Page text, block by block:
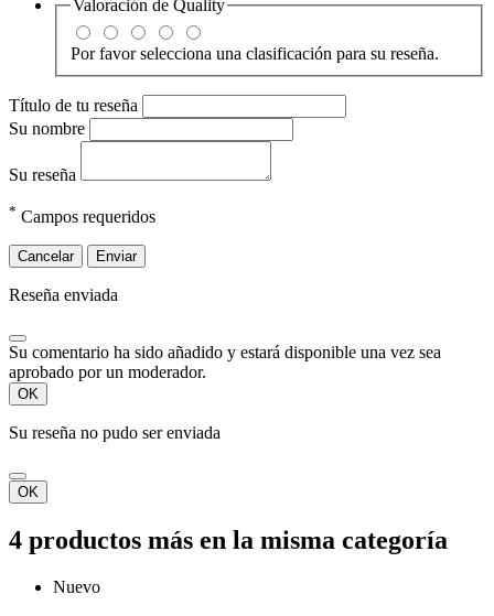
Valoración de Quality
Por favor selecciona una clasificación para su reseña.
Título de tu reseña
Su nombre
Su reseña
* Campos requeridos
Cancelar Enviar
Reseña enviada
Su comentario ha sido añadido y estará disponible una vez sea
aprobado por un moderador.
OK
Su reseña no pudo ser enviada
OK
4 productos más en la misma categoría
Nuevo